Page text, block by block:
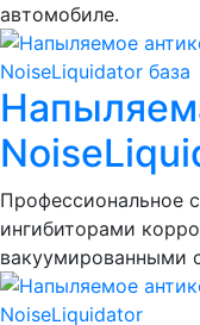
автомобиле.
Профессиональное
ингибиторами
вакуумированными